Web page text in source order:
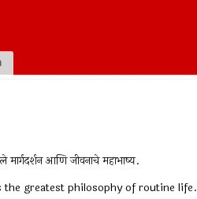
मार्गदर्शन आणि जीवनाचे महाभाष्य.
the greatest philosophy of routine life.